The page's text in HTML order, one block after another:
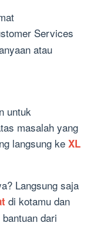
Services
atau
untuk
masalah yang
langsung ke XL
Langsung saja
di kotamu dan
dari